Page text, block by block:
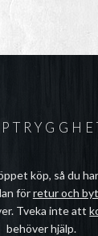
köp, så du
förretur och
Tveka inte att
behöver hjälp.